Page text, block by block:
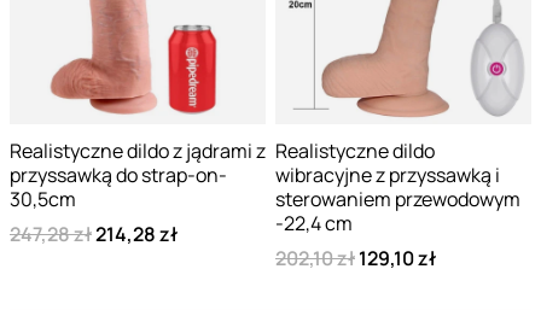
Realistyczne dildo z jądrami z
przyssawką do strap-on-
30,5cm
247,28 zł214,28 zł
Realistyczne dildo
wibracyjne z przyssawką i
sterowaniem przewodowym
-22,4 cm
202,10 zł129,10 zł